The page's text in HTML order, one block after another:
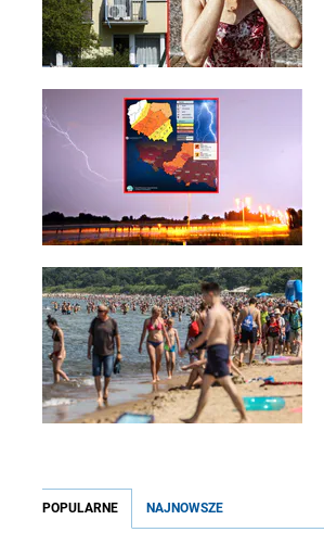
POPULARNE NAJNOWSZE